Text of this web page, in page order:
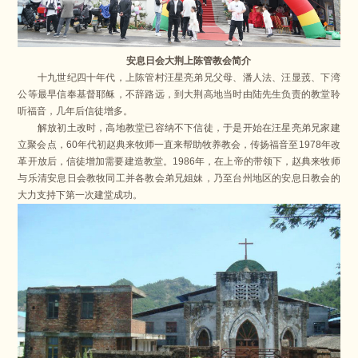
安息日会大荆上陈管教会简介
十九世纪四十年代，上陈管村汪星亮弟兄父母、潘人法、汪显茙、下湾
公等最早信奉基督耶稣，不辞路远，到大荆高地当时由陆先生负责的教堂聆
听福音，几年后信徒增多。
解放初土改时，高地教堂已容纳不下信徒，于是开始在汪星亮弟兄家建
立聚会点，60年代初赵典来牧师一直来帮助牧养教会，传扬福音至1978年改
革开放后，信徒增加需要建造教堂。1986年，在上帝的带领下，赵典来牧师
与乐清安息日会教牧同工并各教会弟兄姐妹，乃至台州地区的安息日教会的
大力支持下第一次建堂成功。